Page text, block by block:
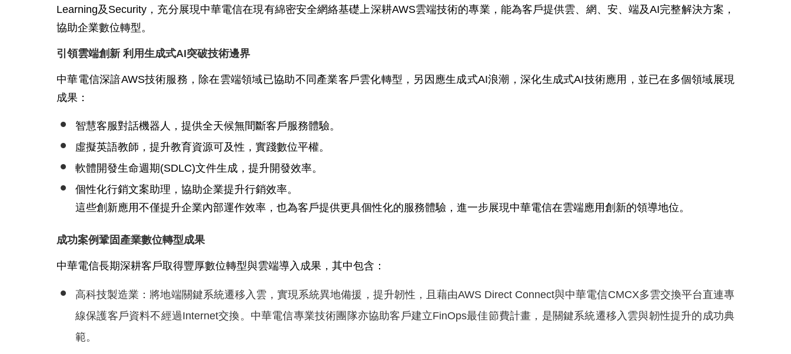
Learning及Security，充分展現中華電信在現有綿密安全網絡基礎上深耕AWS雲端技術的專業，能為客戶提供雲、網、安、端及AI完整解決方案，
協助企業數位轉型。
引領雲端創新 利用生成式AI突破技術邊界
中華電信深諳AWS技術服務，除在雲端領域已協助不同產業客戶雲化轉型，另因應生成式AI浪潮，深化生成式AI技術應用，並已在多個領域展現
成果：
智慧客服對話機器人，提供全天候無間斷客戶服務體驗。
虛擬英語教師，提升教育資源可及性，實踐數位平權。
軟體開發生命週期(SDLC)文件生成，提升開發效率。
個性化行銷文案助理，協助企業提升行銷效率。
這些創新應用不僅提升企業內部運作效率，也為客戶提供更具個性化的服務體驗，進一步展現中華電信在雲端應用創新的領導地位。
成功案例鞏固產業數位轉型成果
中華電信長期深耕客戶取得豐厚數位轉型與雲端導入成果，其中包含：
高科技製造業：將地端關鍵系統遷移入雲，實現系統異地備援，提升韌性，且藉由AWS Direct Connect與中華電信CMCX多雲交換平台直連專
線保護客戶資料不經過Internet交換。中華電信專業技術團隊亦協助客戶建立FinOps最佳節費計畫，是關鍵系統遷移入雲與韌性提升的成功典
範。